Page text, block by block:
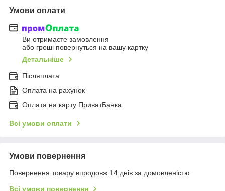
Умови оплати
Ви отримаєте замовлення
або гроші повернуться на вашу картку
Детальніше
Післяплата
Оплата на рахунок
Оплата на карту ПриватБанка
Всі умови оплати
Умови повернення
Повернення товару впродовж 14 днів за домовленістю
Всі умови повернення